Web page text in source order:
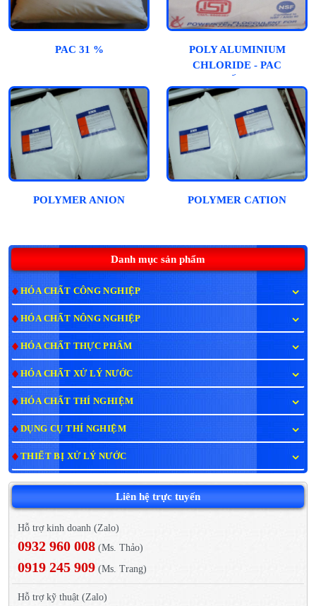
Danh mục sản phẩm
HÓA CHẤT CÔNG NGHIỆP
HÓA CHẤT NÔNG NGHIỆP
HÓA CHẤT THỰC PHẨM
HÓA CHẤT XỬ LÝ NƯỚC
HÓA CHẤT THÍ NGHIỆM
DỤNG CỤ THÍ NGHIỆM
THIẾT BỊ XỬ LÝ NƯỚC
Liên hệ trực tuyến
Hỗ trợ kinh doanh (Zalo)
0932 960 008 (Ms. Thảo)
0919 245 909 (Ms. Trang)
Hỗ trợ kỹ thuật (Zalo)
PAC 31 %
POLY ALUMINIUM
CHLORIDE - PAC
POLYMER ANION POLYMER CATION